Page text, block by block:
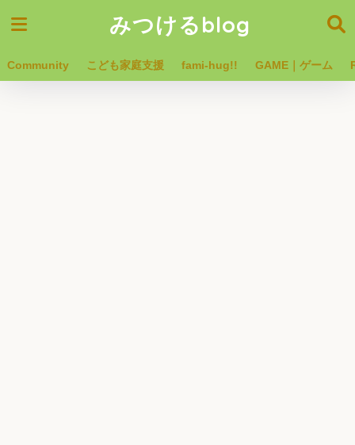
みつけるblog
Community こども家庭支援 fami-hug!! GAME｜ゲーム